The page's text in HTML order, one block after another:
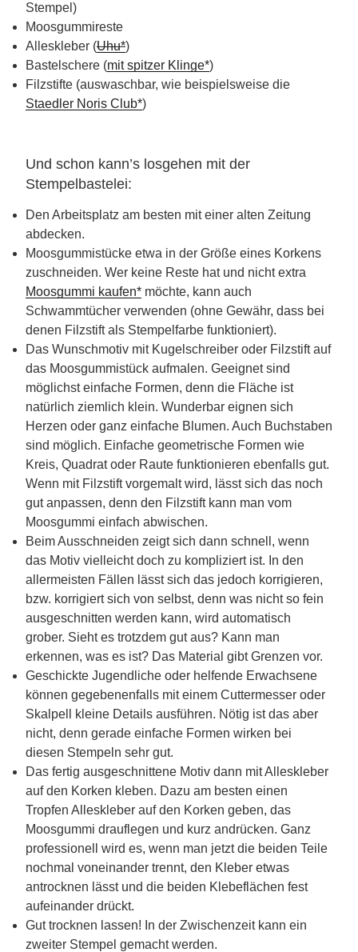
Stempel)
Moosgummireste
Alleskleber (Uhu*)
Bastelschere (mit spitzer Klinge*)
Filzstifte (auswaschbar, wie beispielsweise die
Staedler Noris Club*)
Und schon kann’s losgehen mit der
Stempelbastelei:
Den Arbeitsplatz am besten mit einer alten Zeitung
abdecken.
Moosgummistücke etwa in der Größe eines Korkens
zuschneiden. Wer keine Reste hat und nicht extra
Moosgummi kaufen* möchte, kann auch
Schwammtücher verwenden (ohne Gewähr, dass bei
denen Filzstift als Stempelfarbe funktioniert).
Das Wunschmotiv mit Kugelschreiber oder Filzstift auf
das Moosgummistück aufmalen. Geeignet sind
möglichst einfache Formen, denn die Fläche ist
natürlich ziemlich klein. Wunderbar eignen sich
Herzen oder ganz einfache Blumen. Auch Buchstaben
sind möglich. Einfache geometrische Formen wie
Kreis, Quadrat oder Raute funktionieren ebenfalls gut.
Wenn mit Filzstift vorgemalt wird, lässt sich das noch
gut anpassen, denn den Filzstift kann man vom
Moosgummi einfach abwischen.
Beim Ausschneiden zeigt sich dann schnell, wenn
das Motiv vielleicht doch zu kompliziert ist. In den
allermeisten Fällen lässt sich das jedoch korrigieren,
bzw. korrigiert sich von selbst, denn was nicht so fein
ausgeschnitten werden kann, wird automatisch
grober. Sieht es trotzdem gut aus? Kann man
erkennen, was es ist? Das Material gibt Grenzen vor.
Geschickte Jugendliche oder helfende Erwachsene
können gegebenenfalls mit einem Cuttermesser oder
Skalpell kleine Details ausführen. Nötig ist das aber
nicht, denn gerade einfache Formen wirken bei
diesen Stempeln sehr gut.
Das fertig ausgeschnittene Motiv dann mit Alleskleber
auf den Korken kleben. Dazu am besten einen
Tropfen Alleskleber auf den Korken geben, das
Moosgummi drauflegen und kurz andrücken. Ganz
professionell wird es, wenn man jetzt die beiden Teile
nochmal voneinander trennt, den Kleber etwas
antrocknen lässt und die beiden Klebeflächen fest
aufeinander drückt.
Gut trocknen lassen! In der Zwischenzeit kann ein
zweiter Stempel gemacht werden.